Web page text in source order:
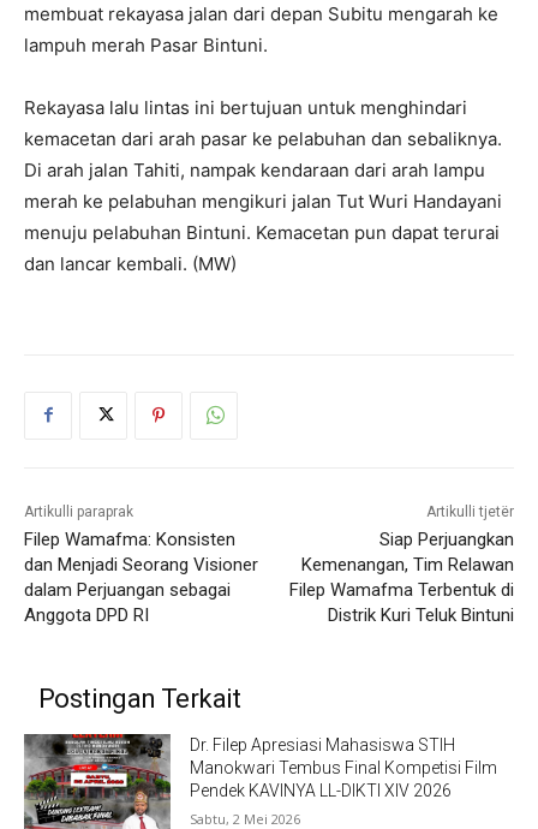
membuat rekayasa jalan dari depan Subitu mengarah ke
lampuh merah Pasar Bintuni.
Rekayasa lalu lintas ini bertujuan untuk menghindari
kemacetan dari arah pasar ke pelabuhan dan sebaliknya.
Di arah jalan Tahiti, nampak kendaraan dari arah lampu
merah ke pelabuhan mengikuri jalan Tut Wuri Handayani
menuju pelabuhan Bintuni. Kemacetan pun dapat terurai
dan lancar kembali. (MW)
Artikulli paraprak
Filep Wamafma: Konsisten
dan Menjadi Seorang Visioner
dalam Perjuangan sebagai
Anggota DPD RI
Artikulli tjetër
Siap Perjuangkan
Kemenangan, Tim Relawan
Filep Wamafma Terbentuk di
Distrik Kuri Teluk Bintuni
Postingan Terkait
Dr. Filep Apresiasi Mahasiswa STIH
Manokwari Tembus Final Kompetisi Film
Pendek KAVINYA LL-DIKTI XIV 2026
Sabtu, 2 Mei 2026